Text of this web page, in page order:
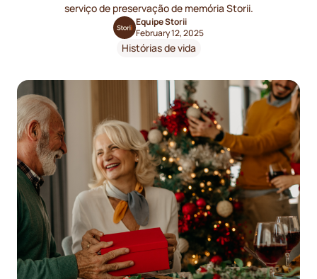
serviço de preservação de memória Storii.
Equipe Storii
February 12, 2025
Histórias de vida